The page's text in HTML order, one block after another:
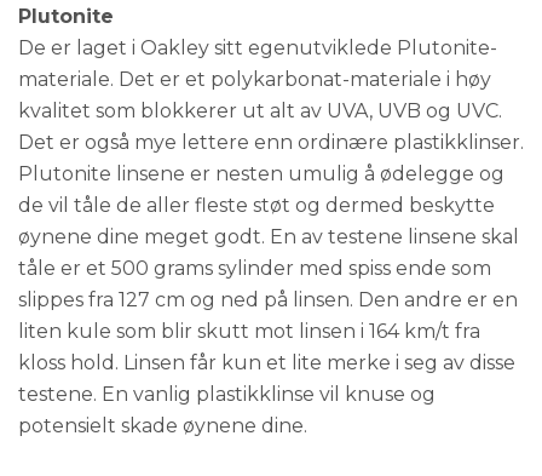
Plutonite
De er laget i Oakley sitt egenutviklede Plutonite-
materiale. Det er et polykarbonat-materiale i høy
kvalitet som blokkerer ut alt av UVA, UVB og UVC.
Det er også mye lettere enn ordinære plastikklinser.
Plutonite linsene er nesten umulig å ødelegge og
de vil tåle de aller fleste støt og dermed beskytte
øynene dine meget godt. En av testene linsene skal
tåle er et 500 grams sylinder med spiss ende som
slippes fra 127 cm og ned på linsen. Den andre er en
liten kule som blir skutt mot linsen i 164 km/t fra
kloss hold. Linsen får kun et lite merke i seg av disse
testene. En vanlig plastikklinse vil knuse og
potensielt skade øynene dine.